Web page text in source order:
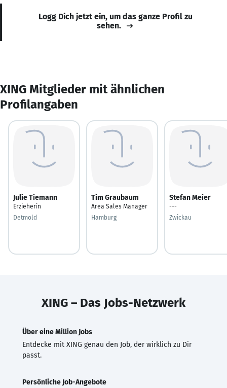
Logg Dich jetzt ein, um das ganze Profil zu
sehen.
XING Mitglieder mit ähnlichen
Profilangaben
Julie Tiemann
Erzieherin
Detmold
Tim Graubaum
Area Sales Manager
Hamburg
Stefan Meier
---
Zwickau
XING – Das Jobs-Netzwerk
Über eine Million Jobs
Entdecke mit XING genau den Job, der wirklich zu Dir
passt.
Persönliche Job-Angebote